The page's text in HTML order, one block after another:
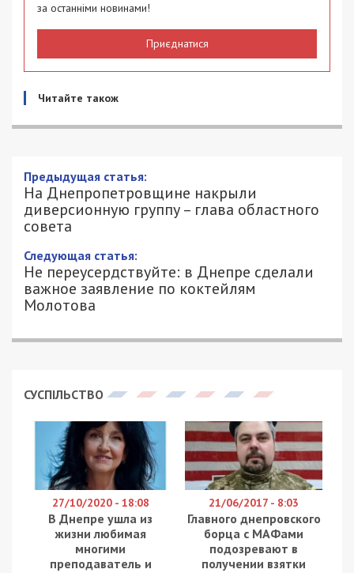
за останніми новинами!
Приєднатися
Читайте також
Предыдущая статья:
На Днепропетровщине накрыли
диверсионную группу – глава областного
совета
Следующая статья:
Не переусердствуйте: в Днепре сделали
важное заявление по коктейлям
Молотова
СУСПІЛЬСТВО
27/10/2020 - 18:08
В Днепре ушла из
жизни любимая
многими
преподаватель и
21/06/2017 - 8:03
Главного днепровского
борца с МАФами
подозревают в
получении взятки